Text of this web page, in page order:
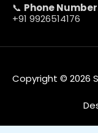
📞 Phone
+91 9926514176
Copyright © 2026